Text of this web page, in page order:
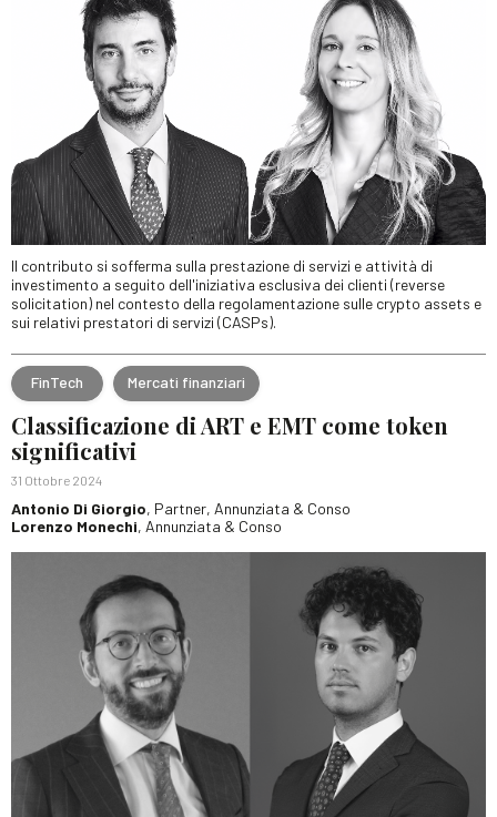
Il contributo si sofferma sulla prestazione di servizi e attività di
investimento a seguito dell'iniziativa esclusiva dei clienti (reverse
solicitation) nel contesto della regolamentazione sulle crypto assets e
sui relativi prestatori di servizi (CASPs).
FinTech Mercati finanziari
Classificazione di ART e EMT come token
significativi
31 Ottobre 2024
Antonio Di Giorgio, Partner, Annunziata & Conso
Lorenzo Monechi, Annunziata & Conso